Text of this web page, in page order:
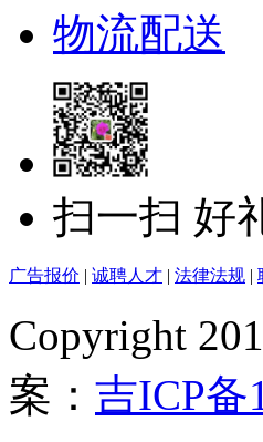
物流配送
扫一扫 好
广告报价 | 诚聘人才 | 法律法规 |
Copyright
案： 吉ICP备